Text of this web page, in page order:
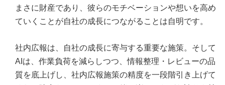
まさに財産であり、彼らのモチベーションや想いを高め
ていくことが自社の成長につながることは自明です。
社内広報は、自社の成長に寄与する重要な施策。そして
AIは、作業負荷を減らしつつ、情報整理・レビューの品
質を底上げし、社内広報施策の精度を一段階引き上げて